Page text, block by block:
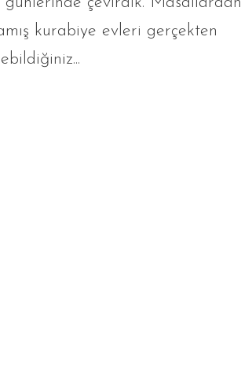
kurabiye evleri gerçekten